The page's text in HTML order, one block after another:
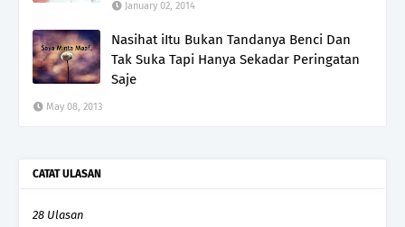
January 02, 2014
Nasihat iItu Bukan Tandanya Benci Dan
Tak Suka Tapi Hanya Sekadar Peringatan
Saje
May 08, 2013
CATAT ULASAN
28 Ulasan